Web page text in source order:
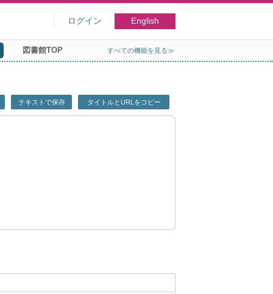
ログイン English
図書館TOP すべての機能を見る≫
テキストで保存 タイトルとURLをコピー